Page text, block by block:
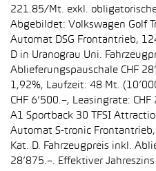
221.85/Mt. exkl.
Abgebildet: Volkswagen Golf
Automat DSG Frontantrieb,
D in Uranograu Uni.
Ablieferungspauschale CHF
1,92%, Laufzeit: 48 Mt.
CHF 6’500.–, Leasingrate:
A1 Sportback 30 TFSI
Automat S-tronic
Kat. D. Fahrzeugpreis inkl.
28’875.–. Effektiver